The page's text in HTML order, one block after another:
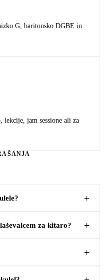
G, baritonsko DGBE in
lekcije, jam sessione ali za
za kitaro?